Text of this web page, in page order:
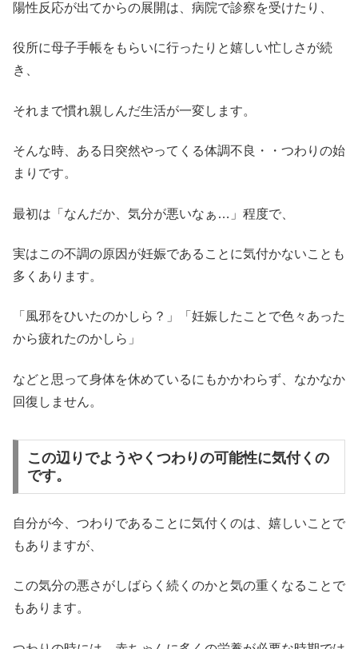
陽性反応が出てからの展開は、病院で診察を受けたり、
役所に母子手帳をもらいに行ったりと嬉しい忙しさが続
き、
それまで慣れ親しんだ生活が一変します。
そんな時、ある日突然やってくる体調不良・・つわりの始
まりです。
最初は「なんだか、気分が悪いなぁ…」程度で、
実はこの不調の原因が妊娠であることに気付かないことも
多くあります。
「風邪をひいたのかしら？」「妊娠したことで色々あった
から疲れたのかしら」
などと思って身体を休めているにもかかわらず、なかなか
回復しません。
この辺りでようやくつわりの可能性に気付くの
です。
自分が今、つわりであることに気付くのは、嬉しいことで
もありますが、
この気分の悪さがしばらく続くのかと気の重くなることで
もあります。